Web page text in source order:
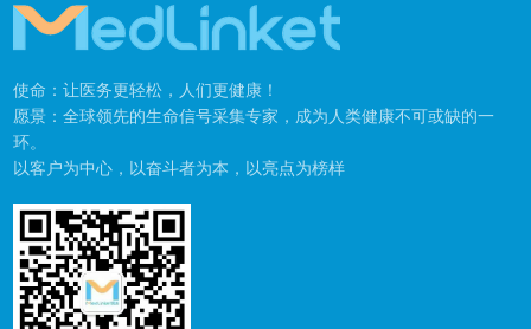
使命：让医务更轻松，人们更健康！
愿景：全球领先的生命信号采集专家，成为人类健康不可或缺的一
环。
以客户为中心，以奋斗者为本，以亮点为榜样